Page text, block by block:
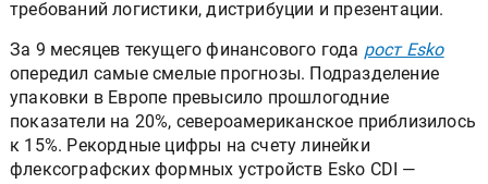
требований логистики, дистрибуции и презентации.
За 9 месяцев текущего финансового года рост Esko
опередил самые смелые прогнозы. Подразделение
упаковки в Европе превысило прошлогодние
показатели на 20%, североамериканское приблизилось
к 15%. Рекордные цифры на счету линейки
флексографских формных устройств Esko CDI —